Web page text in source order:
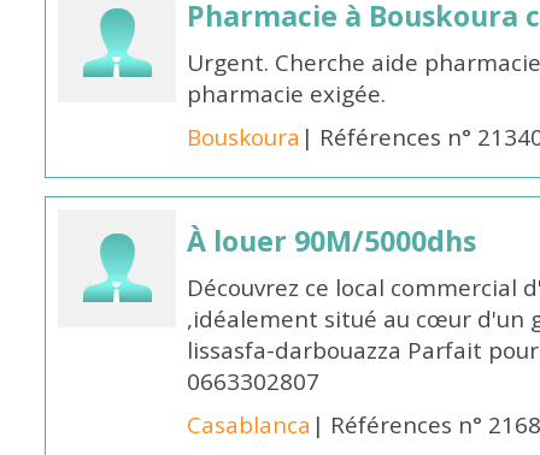
Pharmacie à Bouskoura
Urgent. Cherche aide
pharmacie exigée.
Bouskoura | Références n°
À louer 90M/5000dhs
Découvrez ce local commercial
,idéalement situé au cœur d'un
lissasfa-darbouazza Parfait
0663302807
Casablanca | Références n°